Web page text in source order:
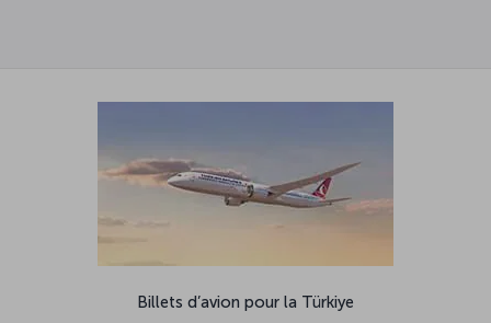
Billets d’avion pour la Türkiye